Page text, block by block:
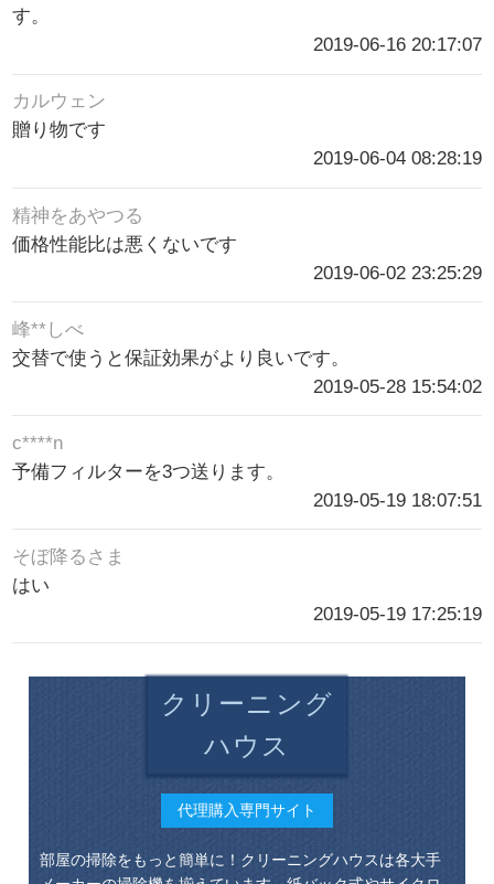
す。
2019-06-16 20:17:07
カルウェン
贈り物です
2019-06-04 08:28:19
精神をあやつる
価格性能比は悪くないです
2019-06-02 23:25:29
峰**しべ
交替で使うと保証効果がより良いです。
2019-05-28 15:54:02
c****n
予備フィルターを3つ送ります。
2019-05-19 18:07:51
そぼ降るさま
はい
2019-05-19 17:25:19
クリーニング
ハウス
代理購入専門サイト
部屋の掃除をもっと簡単に！クリーニングハウスは各大手